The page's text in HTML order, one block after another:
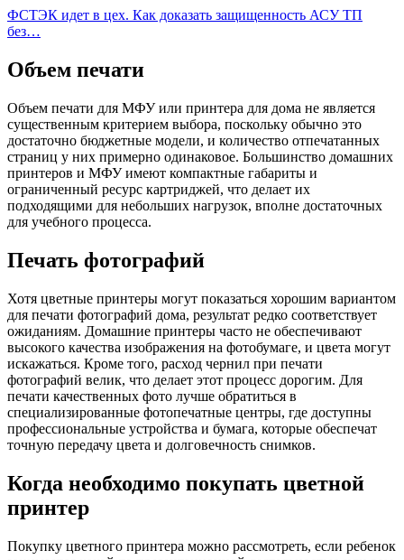
ФСТЭК идет в цех. Как доказать защищенность АСУ ТП
без…
Объем печати
Объем печати для МФУ или принтера для дома не является
существенным критерием выбора, поскольку обычно это
достаточно бюджетные модели, и количество отпечатанных
страниц у них примерно одинаковое. Большинство домашних
принтеров и МФУ имеют компактные габариты и
ограниченный ресурс картриджей, что делает их
подходящими для небольших нагрузок, вполне достаточных
для учебного процесса.
Печать фотографий
Хотя цветные принтеры могут показаться хорошим вариантом
для печати фотографий дома, результат редко соответствует
ожиданиям. Домашние принтеры часто не обеспечивают
высокого качества изображения на фотобумаге, и цвета могут
искажаться. Кроме того, расход чернил при печати
фотографий велик, что делает этот процесс дорогим. Для
печати качественных фото лучше обратиться в
специализированные фотопечатные центры, где доступны
профессиональные устройства и бумага, которые обеспечат
точную передачу цвета и долговечность снимков.
Когда необходимо покупать цветной
принтер
Покупку цветного принтера можно рассмотреть, если ребенок